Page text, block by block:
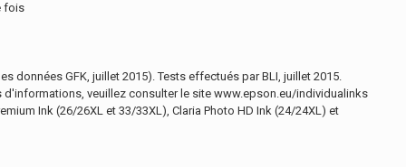
fois
données GFK, juillet 2015). Tests effectués par BLI, juillet 2015.
d'informations, veuillez consulter le site www.epson.eu/individualinks
Ink (26/26XL et 33/33XL), Claria Photo HD Ink (24/24XL) et